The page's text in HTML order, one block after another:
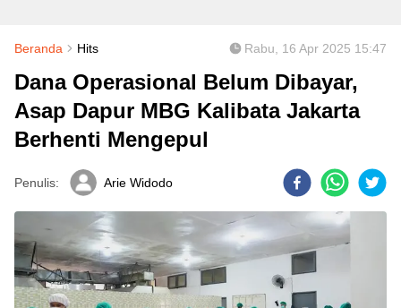
Beranda Hits Rabu, 16 Apr 2025 15:47
Dana Operasional Belum Dibayar,
Asap Dapur MBG Kalibata Jakarta
Berhenti Mengepul
Penulis: Arie Widodo